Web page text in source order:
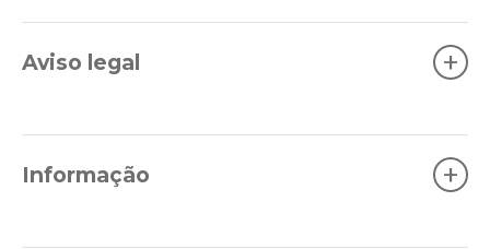
Aviso legal +
Informação +